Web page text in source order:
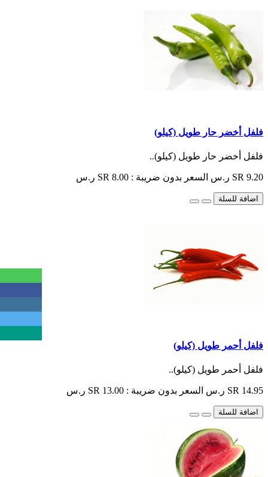
فلفل أخضر حار طويل (كيلو)
فلفل أخضر حار طويل (كيلو)..
SR 9.20 ر.س السعر بدون ضريبة : SR 8.00 ر.س
اضافة للسلة
فلفل أحمر طويل (كيلو)
فلفل أحمر طويل (كيلو)..
SR 14.95 ر.س السعر بدون ضريبة : SR 13.00 ر.س
اضافة للسلة